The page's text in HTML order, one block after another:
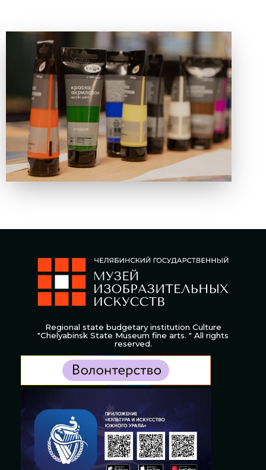
Regional state budgetary institution Culture
"Chelyabinsk State Museum fine arts. " All rights
reserved.